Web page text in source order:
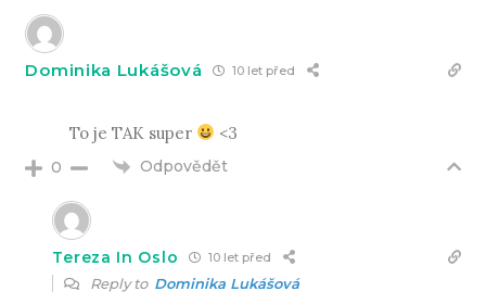
Dominika Lukášová 10 let před
To je TAK super <3
0 Odpovědět
Tereza In Oslo 10 let před
Reply to Dominika Lukášová